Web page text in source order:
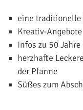
eine traditionelle
Kreativ-Angebote
Infos zu 50
herzhafte
der Pfanne
Süßes zum